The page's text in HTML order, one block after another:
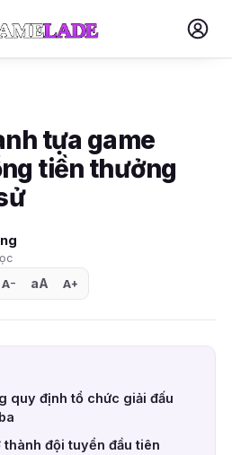
tựa game
tiền thưởng
A− aA A+
quy định tổ chức giải đấu
đội tuyển đầu tiên